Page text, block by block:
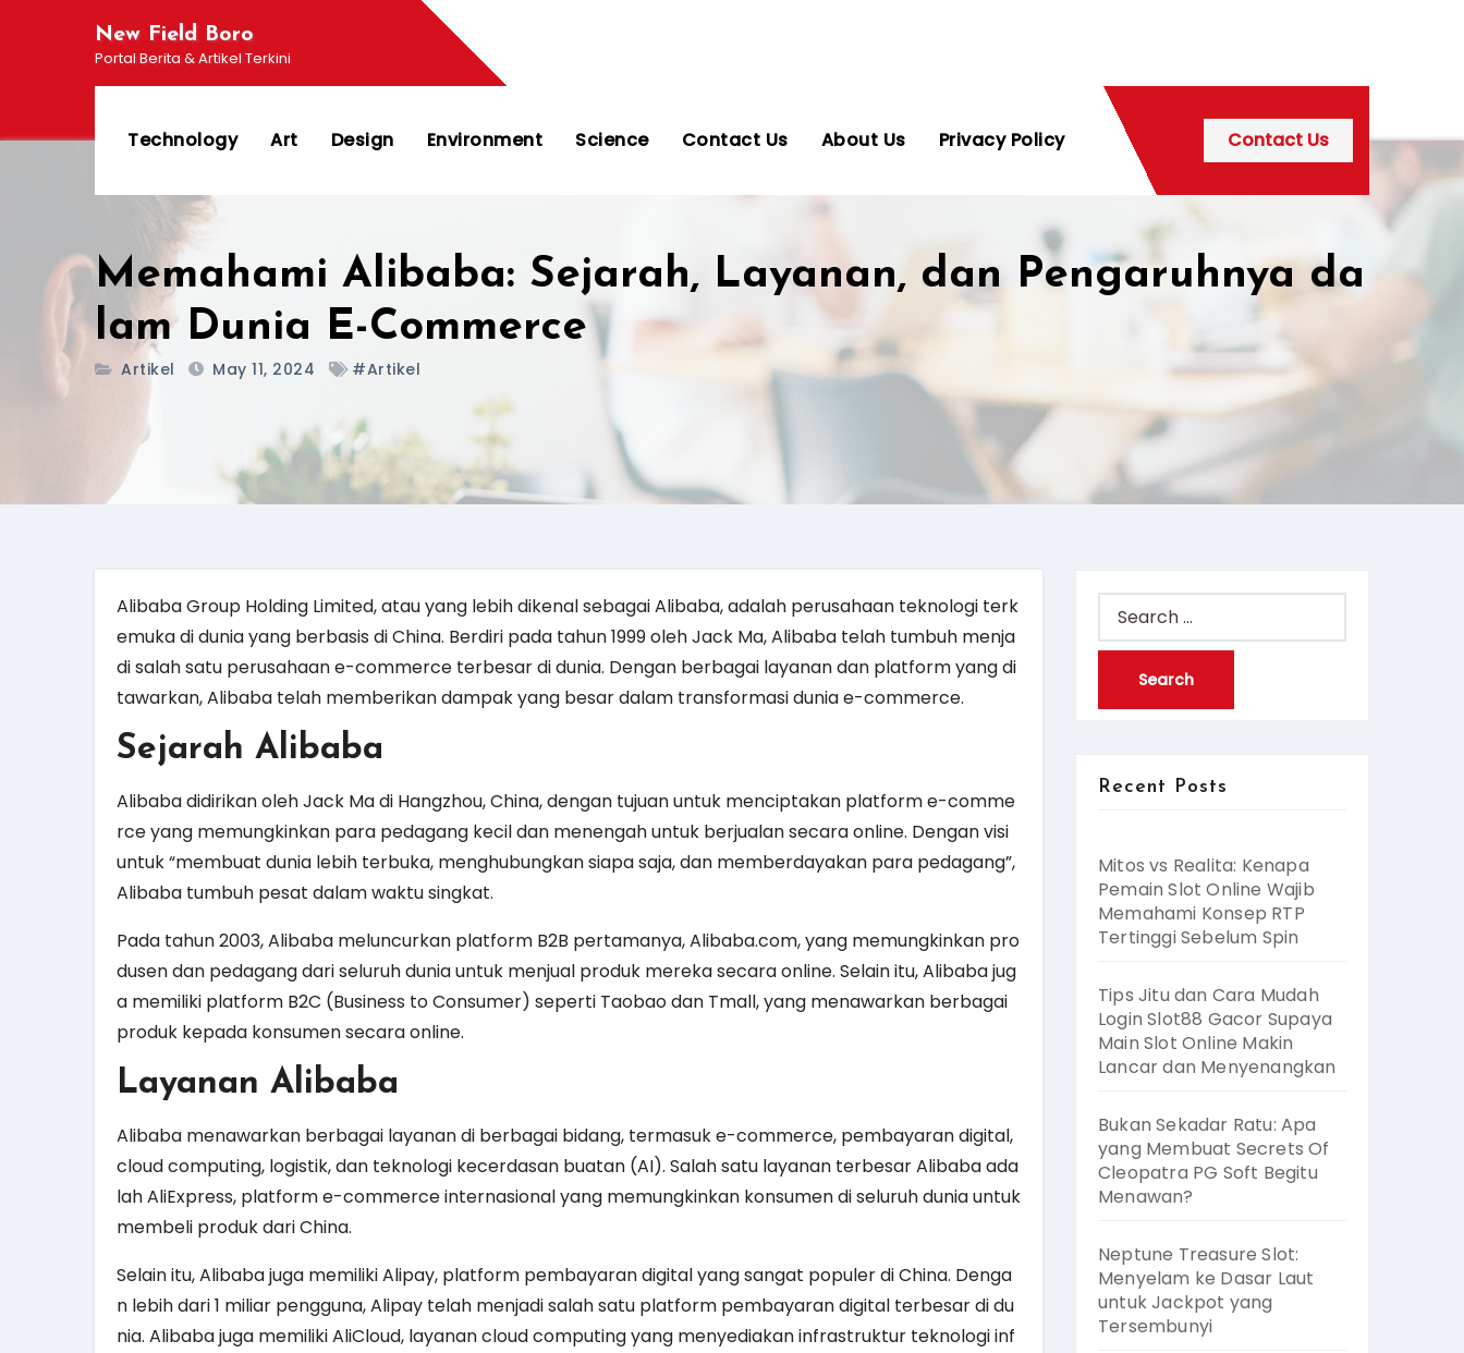
New Field Boro
Portal Berita & Artikel Terkini
Technology Art Design Environment Science Contact Us About Us Privacy Policy Contact Us
Memahami Alibaba: Sejarah, Layanan, dan Pengaruhnya da
lam Dunia E-Commerce
Artikel May 11, 2024 #Artikel
Alibaba Group Holding Limited, atau yang lebih dikenal sebagai Alibaba, adalah perusahaan teknologi terk
emuka di dunia yang berbasis di China. Berdiri pada tahun 1999 oleh Jack Ma, Alibaba telah tumbuh menja
di salah satu perusahaan e-commerce terbesar di dunia. Dengan berbagai layanan dan platform yang di
tawarkan, Alibaba telah memberikan dampak yang besar dalam transformasi dunia e-commerce.
Sejarah Alibaba
Alibaba didirikan oleh Jack Ma di Hangzhou, China, dengan tujuan untuk menciptakan platform e-comme
rce yang memungkinkan para pedagang kecil dan menengah untuk berjualan secara online. Dengan visi
untuk “membuat dunia lebih terbuka, menghubungkan siapa saja, dan memberdayakan para pedagang”,
Alibaba tumbuh pesat dalam waktu singkat.
Pada tahun 2003, Alibaba meluncurkan platform B2B pertamanya, Alibaba.com, yang memungkinkan pro
dusen dan pedagang dari seluruh dunia untuk menjual produk mereka secara online. Selain itu, Alibaba jug
a memiliki platform B2C (Business to Consumer) seperti Taobao dan Tmall, yang menawarkan berbagai
produk kepada konsumen secara online.
Layanan Alibaba
Alibaba menawarkan berbagai layanan di berbagai bidang, termasuk e-commerce, pembayaran digital,
cloud computing, logistik, dan teknologi kecerdasan buatan (AI). Salah satu layanan terbesar Alibaba ada
lah AliExpress, platform e-commerce internasional yang memungkinkan konsumen di seluruh dunia untuk
membeli produk dari China.
Selain itu, Alibaba juga memiliki Alipay, platform pembayaran digital yang sangat populer di China. Denga
n lebih dari 1 miliar pengguna, Alipay telah menjadi salah satu platform pembayaran digital terbesar di du
nia. Alibaba juga memiliki AliCloud, layanan cloud computing yang menyediakan infrastruktur teknologi inf
Search
for:
Recent Posts
Mitos vs Realita: Kenapa
Pemain Slot Online Wajib
Memahami Konsep RTP
Tertinggi Sebelum Spin
Tips Jitu dan Cara Mudah
Login Slot88 Gacor Supaya
Main Slot Online Makin
Lancar dan Menyenangkan
Bukan Sekadar Ratu: Apa
yang Membuat Secrets Of
Cleopatra PG Soft Begitu
Menawan?
Neptune Treasure Slot:
Menyelam ke Dasar Laut
untuk Jackpot yang
Tersembunyi